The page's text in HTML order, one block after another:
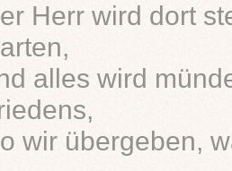
Herr wird dort
alles wird
wir übergeben,